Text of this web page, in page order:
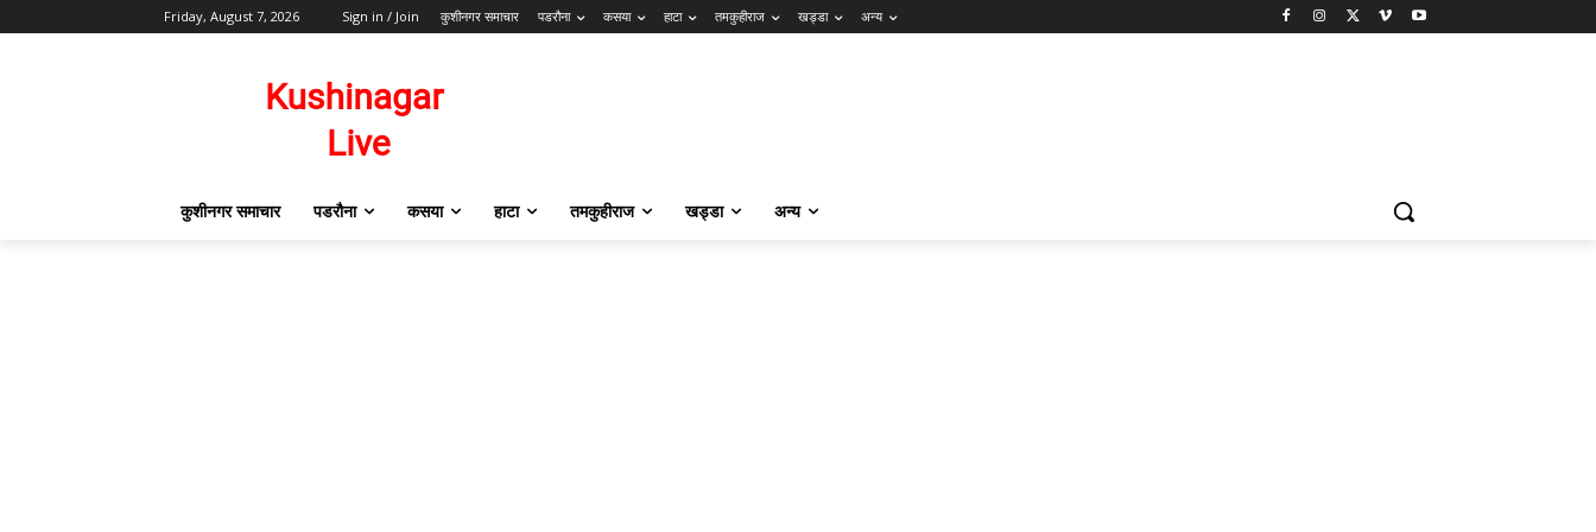
Friday, August 7, 2026 Sign in / Join कुशीनगर समाचार पडरौना कसया हाटा तमकुहीराज खड्डा अन्य
कुशीनगर समाचार पडरौना कसया हाटा तमकुहीराज खड्डा अन्य